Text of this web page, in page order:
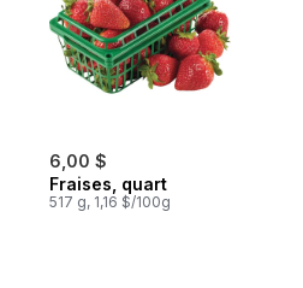
6,00 $
Fraises, quart
517 g, 1,16 $/100g